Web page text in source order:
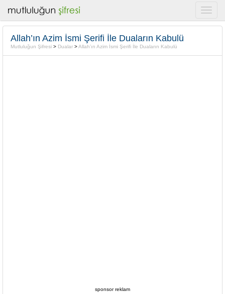
Allah’ın Azim İsmi Şerifi İle Duaların Kabulü
Mutluluğun Şifresi > Dualar >Allah’ın Azim İsmi Şerifi İle Duaların Kabulü
sponsor reklam